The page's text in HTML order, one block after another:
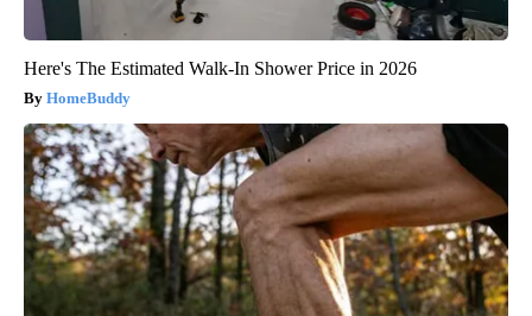
Here's The Estimated Walk-In Shower Price in 2026
HomeBuddy